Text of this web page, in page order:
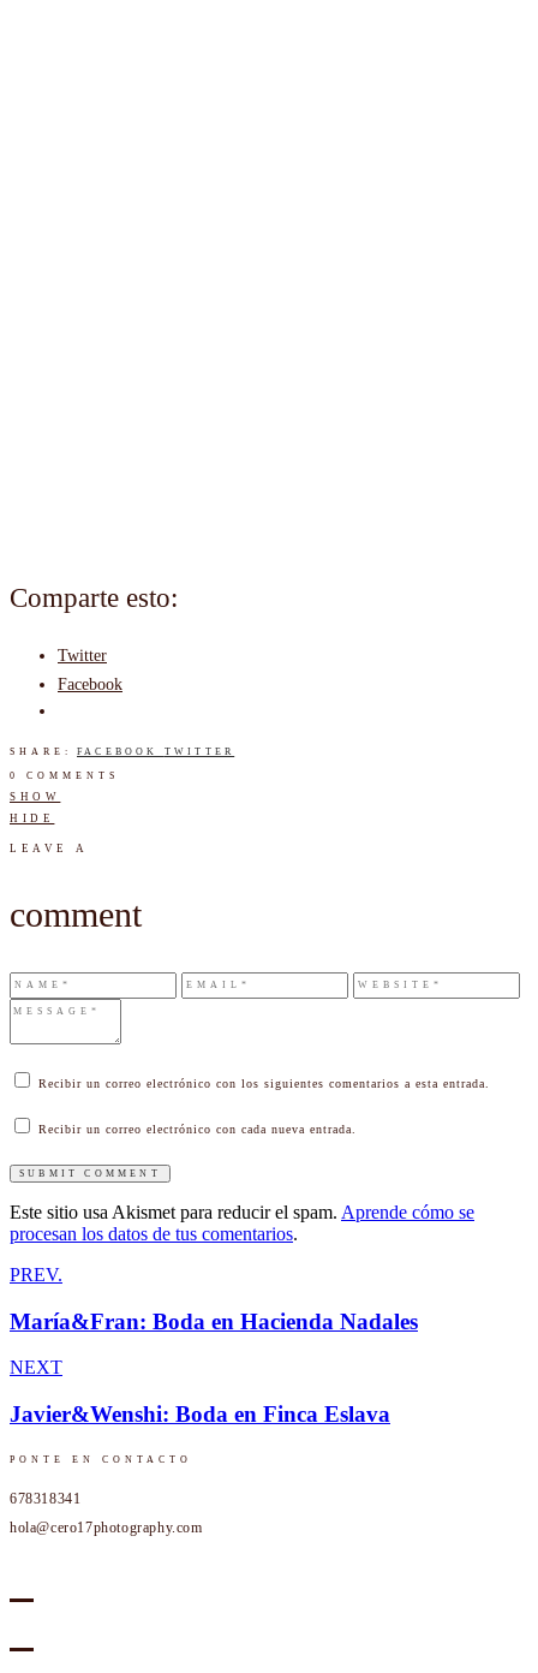
Comparte esto:
Twitter
Facebook
SHARE: FACEBOOK TWITTER
0 COMMENTS
SHOW
HIDE
LEAVE A
comment
Recibir un correo electrónico con los siguientes comentarios a esta entrada.
Recibir un correo electrónico con cada nueva entrada.
Este sitio usa Akismet para reducir el spam. Aprende cómo se
procesan los datos de tus comentarios.
PREV.
María&Fran: Boda en Hacienda Nadales
NEXT
Javier&Wenshi: Boda en Finca Eslava
PONTE EN CONTACTO
678318341
hola@cero17photography.com